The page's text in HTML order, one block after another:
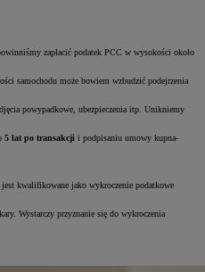
zapłacić podatek PCC w wysokości około
samochodu może bowiem wzbudzić podejrzenia
powypadkowe, ubezpieczenia itp. Unikniemy
5 lat po transakcji i podpisaniu umowy kupna-
kwalifikowane jako wykroczenie podatkowe
Wystarczy przyznanie się do wykroczenia